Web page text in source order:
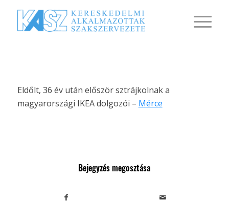
Eldőlt, 36 év után először sztrájkolnak a
magyarországi IKEA dolgozói – Mérce
Bejegyzés megosztása